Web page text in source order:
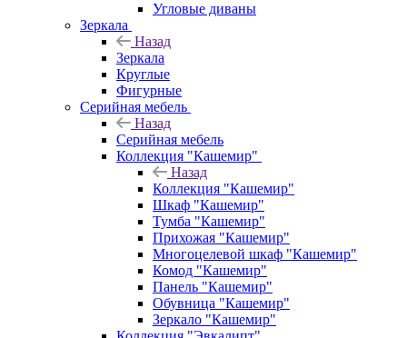
Угловые диваны
Зеркала
Назад
Зеркала
Круглые
Фигурные
Серийная мебель
Назад
Серийная мебель
Коллекция "Кашемир"
Назад
Коллекция "Кашемир"
Шкаф "Кашемир"
Тумба "Кашемир"
Прихожая "Кашемир"
Многоцелевой шкаф "Кашемир"
Комод "Кашемир"
Панель "Кашемир"
Обувница "Кашемир"
Зеркало "Кашемир"